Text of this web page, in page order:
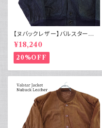
【ヌバックレザー】バルスター型
ブルゾンジャケット ユーロ古着
ヴィンテージ 紺
¥18,240
20%OFF